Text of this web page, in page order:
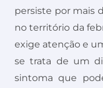
persiste por mais
no território da
exige atenção e
se trata de um
sintoma que